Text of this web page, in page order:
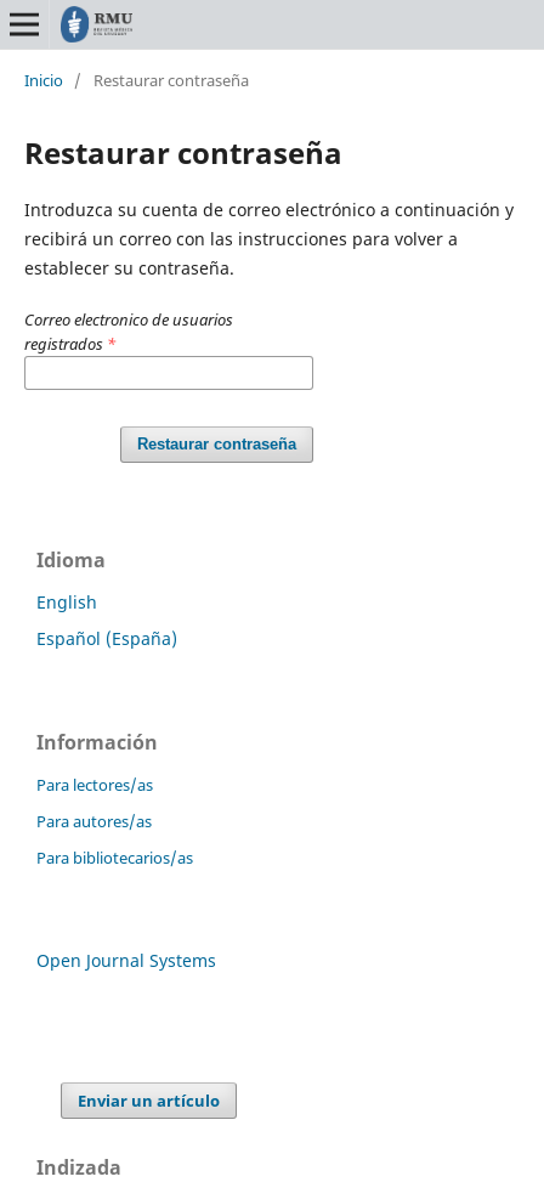
Inicio / Restaurar contraseña
Restaurar contraseña
Introduzca su cuenta de correo electrónico a continuación y
recibirá un correo con las instrucciones para volver a
establecer su contraseña.
Correo electronico de usuarios
registrados *
Restaurar contraseña
Idioma
English
Español (España)
Información
Para lectores/as
Para autores/as
Para bibliotecarios/as
Open Journal Systems
Enviar un artículo
Indizada